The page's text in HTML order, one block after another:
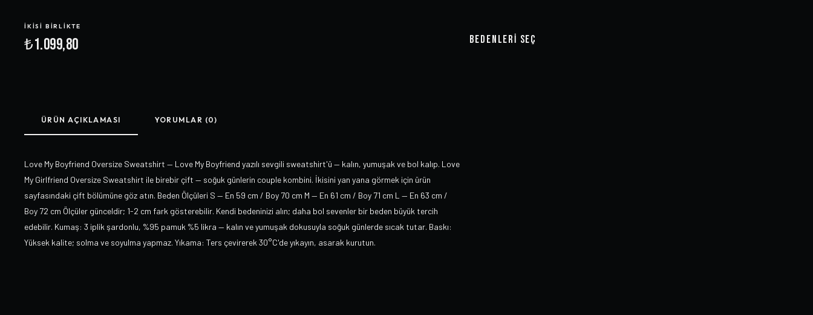
İKISI BIRLIKTE
₺1.099,80 BEDENLERI SEÇ
ÜRÜN AÇIKLAMASI YORUMLAR (0)
Love My Boyfriend Oversize Sweatshirt — Love My Boyfriend yazılı sevgili sweatshirt'ü — kalın, yumuşak ve bol kalıp. Love
My Girlfriend Oversize Sweatshirt ile birebir çift — soğuk günlerin couple kombini. İkisini yan yana görmek için ürün
sayfasındaki çift bölümüne göz atın. Beden Ölçüleri S — En 59 cm / Boy 70 cm M — En 61 cm / Boy 71 cm L — En 63 cm /
Boy 72 cm Ölçüler günceldir; 1-2 cm fark gösterebilir. Kendi bedeninizi alın; daha bol sevenler bir beden büyük tercih
edebilir. Kumaş: 3 iplik şardonlu, %95 pamuk %5 likra — kalın ve yumuşak dokusuyla soğuk günlerde sıcak tutar. Baskı:
Yüksek kalite; solma ve soyulma yapmaz. Yıkama: Ters çevirerek 30°C'de yıkayın, asarak kurutun.